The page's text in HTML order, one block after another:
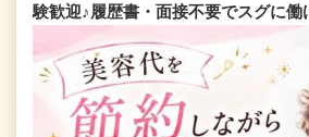
験歓迎♪履歴書・面接不要でスグに働